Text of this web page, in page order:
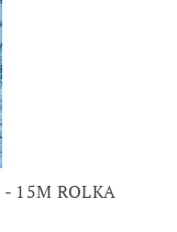
- 15M ROLKA